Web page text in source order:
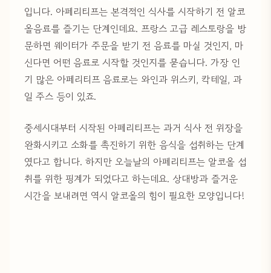
입니다. 아페리티프는 본격적인 식사를 시작하기 전 알코
올음료를 즐기는 단계인데요. 프랑스 고급 레스토랑을 방
문하면 웨이터가 주문을 받기 전 음료를 마실 것인지, 마
신다면 어떤 음료로 시작할 것인지를 묻습니다. 가장 인
기 많은 아페리티프 음료로는 와인과 위스키, 칵테일, 과
일 주스 등이 있죠.
중세시대부터 시작된 아페리티프는 과거 식사 전 위장을
완화시키고 소화를 촉진하기 위한 음식을 섭취하는 단계
였다고 합니다. 하지만 오늘날의 아페리티프는 알코올 섭
취를 위한 핑계가 되었다고 하는데요. 상대방과 즐거운
시간을 보내려면 역시 알코올의 힘이 필요한 모양입니다!